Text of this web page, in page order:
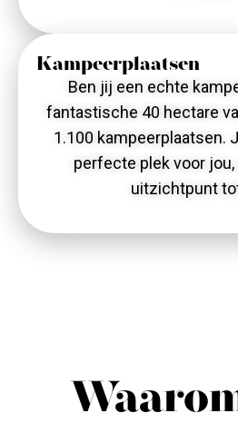
Kampeerplaatsen
Ben jij een echte
fantastische 40 hectare
1.100 kampeerplaatsen.
perfecte plek voor
uitzichtpunt